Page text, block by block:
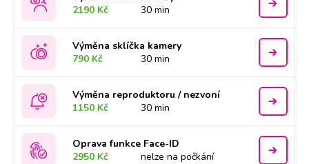
2190 Kč
30 min
Výměna sklíčka kamery
790 Kč
30 min
Výměna reproduktoru / nezvoní
1150 Kč
30 min
Oprava funkce Face-ID
2950 Kč
nelze na počkání